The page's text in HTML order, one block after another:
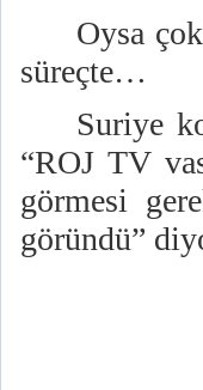
Oysa
süreçte…
Suriye
“ROJ TV
görmesi
göründü”